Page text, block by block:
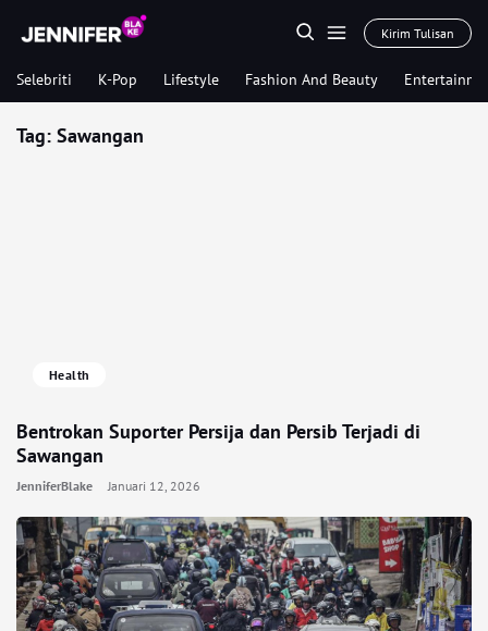
Kirim Tulisan
Selebriti K-Pop Lifestyle Fashion And Beauty
Tag: Sawangan
Health
Bentrokan Suporter Persija dan Persib Terjadi di
Sawangan
JenniferBlake Januari 12, 2026